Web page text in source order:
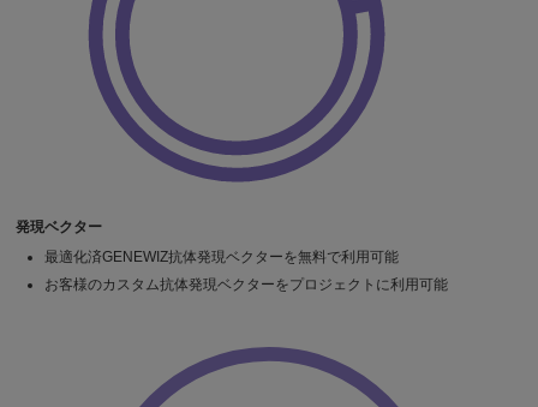
発現ベクター
最適化済GENEWIZ抗体発現ベクターを無料で利用可能
お客様のカスタム抗体発現ベクターをプロジェクトに利用可能